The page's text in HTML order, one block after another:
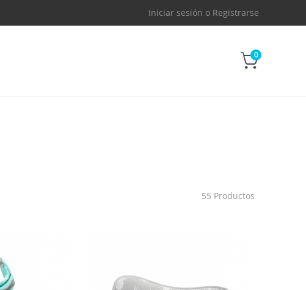
Iniciar sesión o Registrarse
0
55 Productos